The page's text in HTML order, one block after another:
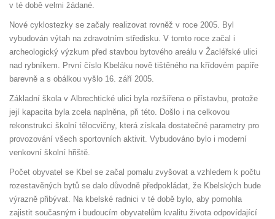
v té době velmi žádané.
Nové cyklostezky se začaly realizovat rovněž v roce 2005. Byl
vybudován výtah na zdravotním středisku. V tomto roce začal i
archeologický výzkum před stavbou bytového areálu v Žacléřské ulici
nad rybníkem. První číslo Kbeláku nově tištěného na křídovém papíře
barevně a s obálkou vyšlo 16. září 2005.
Základní škola v Albrechtické ulici byla rozšířena o přístavbu, protože
její kapacita byla zcela naplněna, při této. Došlo i na celkovou
rekonstrukci školní tělocvičny, která získala dostatečné parametry pro
provozování všech sportovních aktivit. Vybudováno bylo i moderní
venkovní školní hřiště.
Počet obyvatel se Kbel se začal pomalu zvyšovat a vzhledem k počtu
rozestavěných bytů se dalo důvodně předpokládat, že Kbelských bude
výrazně přibývat. Na kbelské radnici v té době bylo, aby pomohla
zajistit současným i budoucím obyvatelům kvalitu života odpovídající